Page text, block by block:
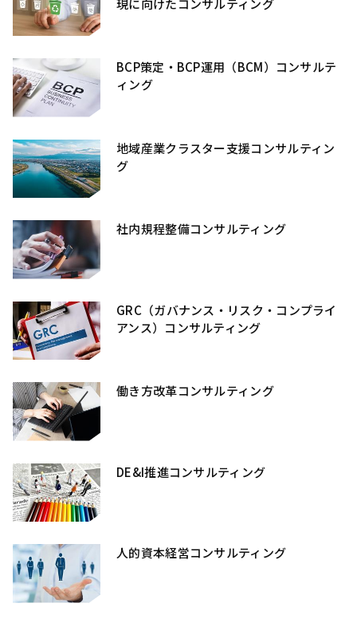
BCP策定・BCP運用（BCM）コンサルテ
ィング
地域産業クラスター支援コンサルティン
グ
社内規程整備コンサルティング
GRC（ガバナンス・リスク・コンプライ
アンス）コンサルティング
働き方改革コンサルティング
DE&I推進コンサルティング
人的資本経営コンサルティング